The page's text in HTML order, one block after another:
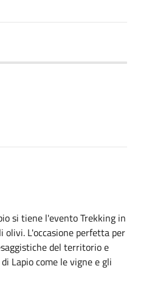
si tiene l'evento Trekking in
L'occasione perfetta per
del territorio e
Lapio come le vigne e gli